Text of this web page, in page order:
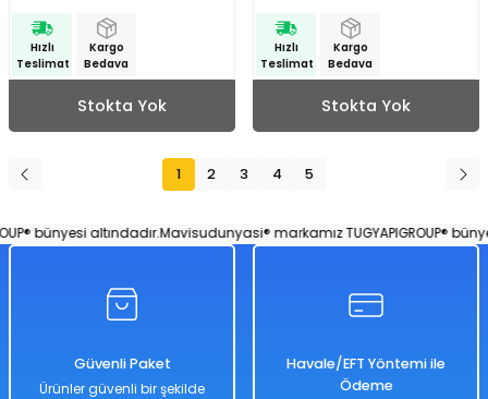
Hızlı
Teslimat
Kargo
Bedava
Stokta Yok
Hızlı
Teslimat
Kargo
Bedava
Stokta Yok
1 2 3 4 5
bünyesi altındadır.Mavisudunyasi® markamız TUGYAPIGROUP®
Güvenli Paket
Ürünler güvenli bir şekilde
Havale/EFT Yöntemi ile
Ödeme